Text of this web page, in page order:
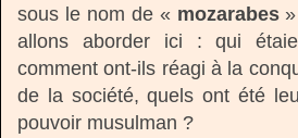
sous le nom de « mozarabes»
allons aborder ici : qui
comment ont-ils réagi à la
de la société, quels ont été
pouvoir musulman ?